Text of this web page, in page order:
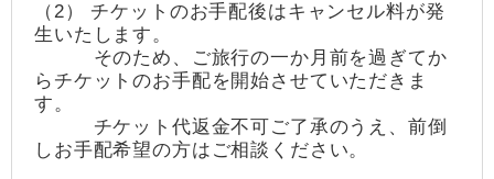
（2） チケットのお手配後はキャンセル料が発
生いたします。
そのため、ご旅行の一か月前を過ぎてか
らチケットのお手配を開始させていただきま
す。
チケット代返金不可ご了承のうえ、前倒
しお手配希望の方はご相談ください。